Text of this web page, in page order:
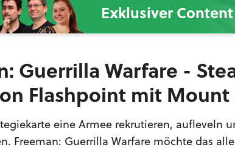
Exklusiver
Guerrilla Warfare -
Flashpoint mit Mount
eine Armee rekrutieren, aufleveln
Freeman: Guerrilla Warfare möchte das